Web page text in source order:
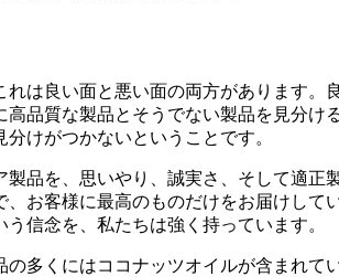
は良い面と悪い面の両方があります
品質な製品とそうでない製品を見分
けがつかないということです。
品を、思いやり、誠実さ、そして適
お客様に最高のものだけをお届けし
信念を、私たちは強く持っています。
多くにはココナッツオイルが含まれて